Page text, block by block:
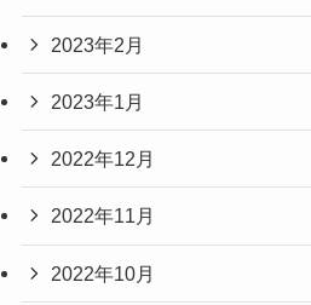
2023年2月
2023年1月
2022年12月
2022年11月
2022年10月